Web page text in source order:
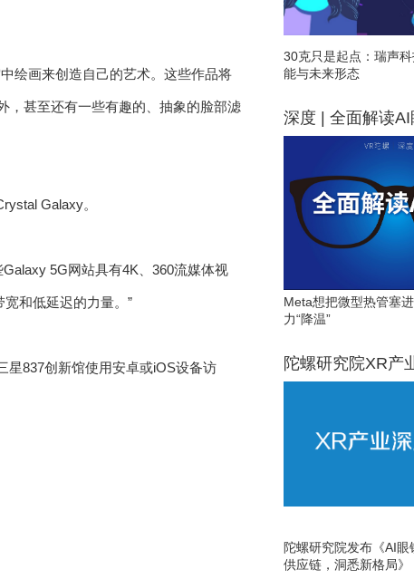
绘画来创造自己的艺术。这些作品将
，甚至还有一些有趣的、抽象的脸部滤
Galaxy。
5G网站具有4K、360流媒体视
和低延迟的力量。”
星837创新馆使用安卓或iOS设备访
30克只是起点：瑞声
能与未来形态
深度 | 全面解读AI
Meta想把微型热管塞
力“降温”
陀螺研究院XR产
陀螺研究院发布《AI
供应链，洞悉新格局》